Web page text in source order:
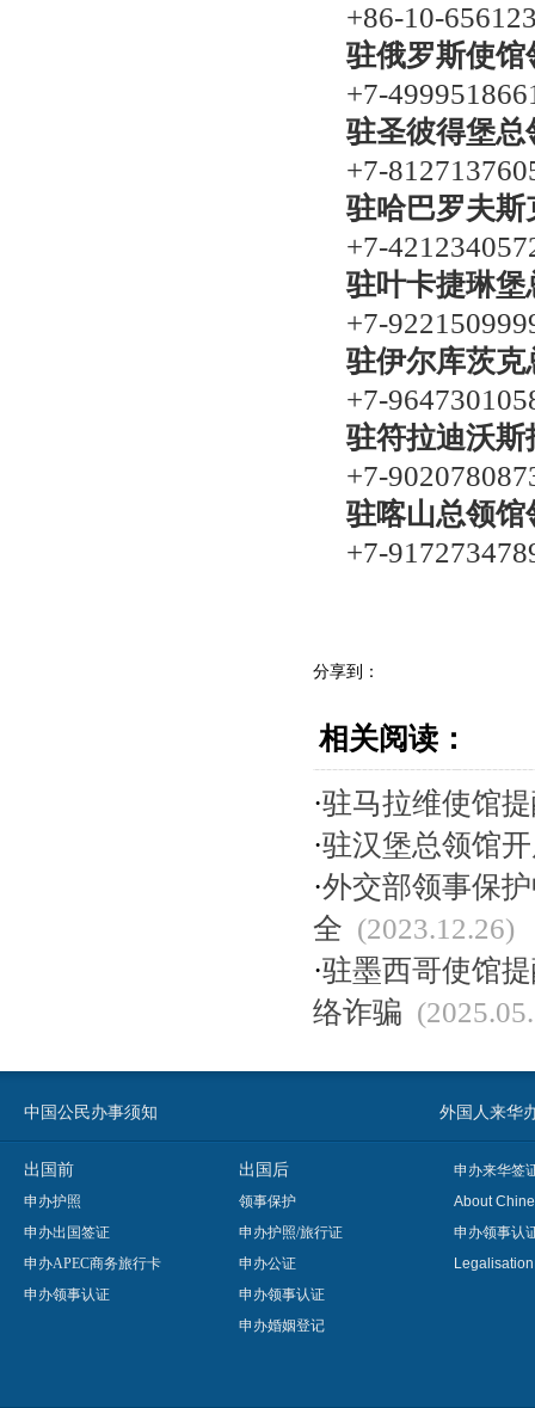
+86-10-
驻俄罗斯使
+7-
驻圣彼得堡
+7-
驻哈巴罗夫
+7-
驻叶卡捷琳
+7-
驻伊尔库茨
+7-
驻符拉迪沃
+7-
驻喀山总领
+7-
分享到：
相关阅读：
·驻马拉维使馆
·驻汉堡总领馆
·外交部领事保
全 (2023.12.26)
·驻墨西哥使馆
络诈骗
中国公民办事须知 外国人来华
出国前
申办护照
申办出国签证
申办APEC商务旅行卡
申办领事认证
出国后
领事保护
申办护照/旅行证
申办公证
申办领事认证
申办婚姻登记
申办来华签
About
申办领事认